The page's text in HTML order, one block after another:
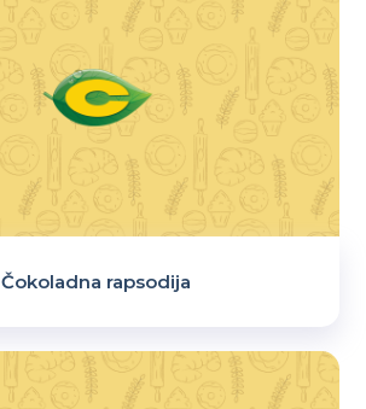
Čokoladna rapsodija